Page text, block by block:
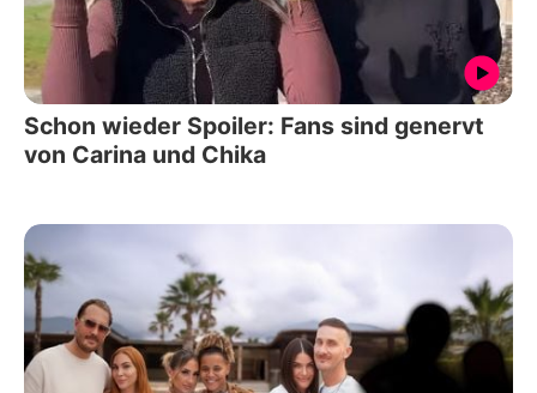
Schon wieder Spoiler: Fans sind genervt
von Carina und Chika